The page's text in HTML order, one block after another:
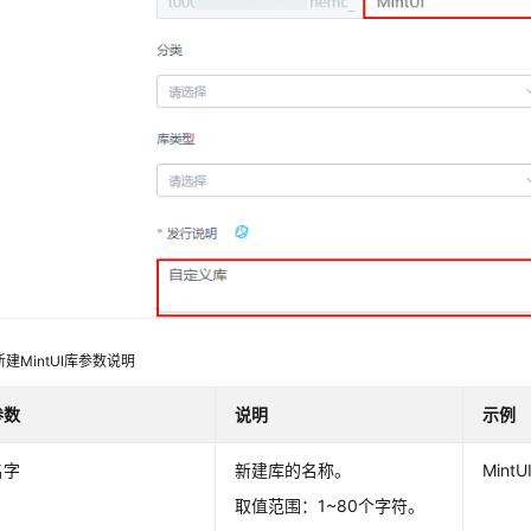
建MintUI库参数说明
数 说明 示例
新建库的名称。
取值范围：1~80个字符。